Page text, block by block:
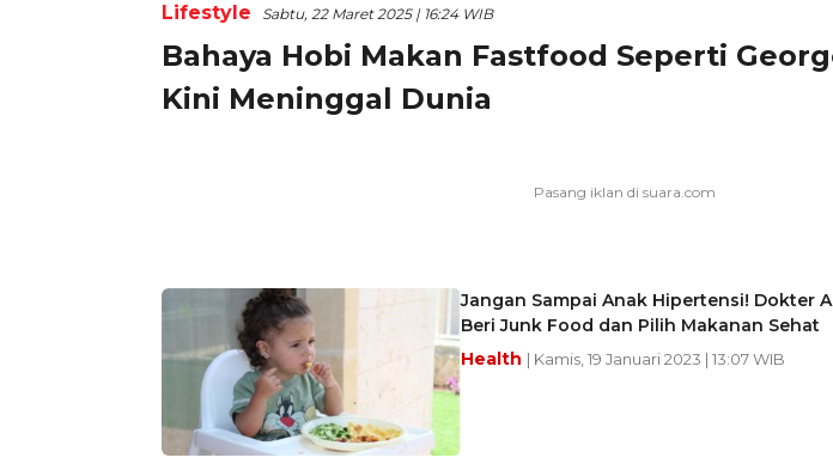
Lifestyle Sabtu, 22 Maret 2025 | 16:24 WIB
Bahaya Hobi Makan Fastfood Seperti
Kini Meninggal Dunia
Jangan Sampai Anak Hipertensi! Dokter
Beri Junk Food dan Pilih Makanan Sehat
Health | Kamis, 19 Januari 2023 | 13:07 WIB